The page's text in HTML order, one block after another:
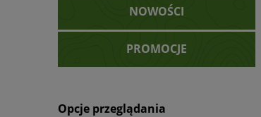
NOWOŚCI
PROMOCJE
Opcje przeglądania